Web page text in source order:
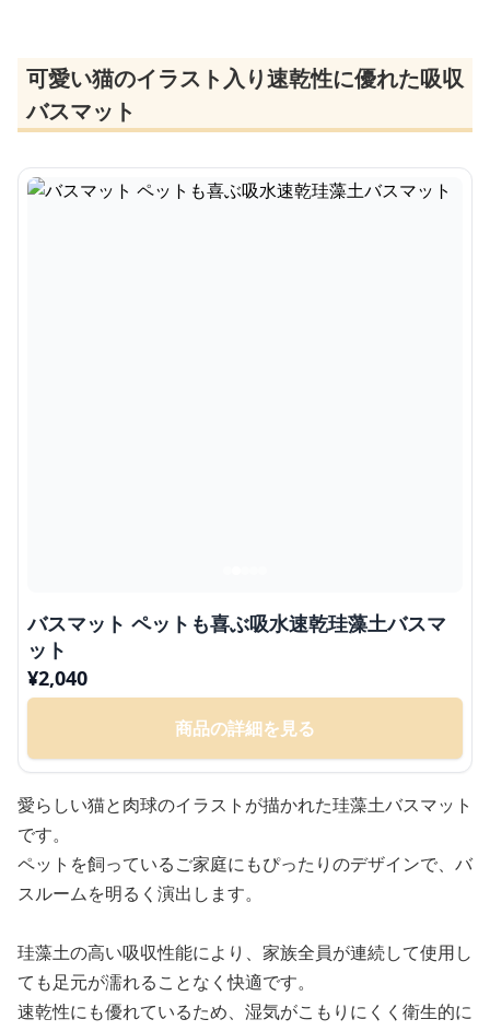
可愛い猫のイラスト入り速乾性に優れた吸収
バスマット
バスマット ペットも喜ぶ吸水速乾珪藻土バスマ
ット
¥2,040
商品の詳細を見る
愛らしい猫と肉球のイラストが描かれた珪藻土バスマット
です。
ペットを飼っているご家庭にもぴったりのデザインで、バ
スルームを明るく演出します。
珪藻土の高い吸収性能により、家族全員が連続して使用し
ても足元が濡れることなく快適です。
速乾性にも優れているため、湿気がこもりにくく衛生的に